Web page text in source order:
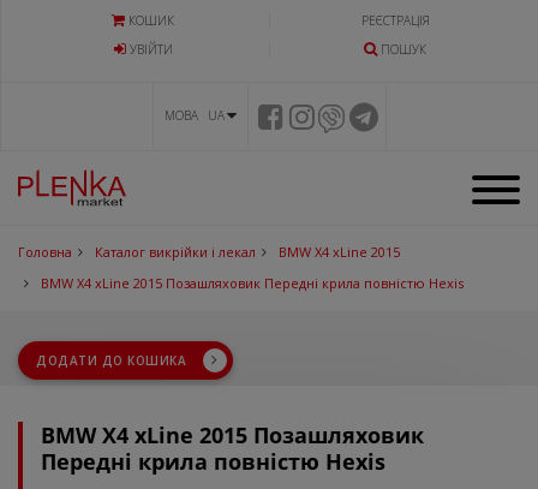
КОШИК
РЕЄСТРАЦІЯ
УВIЙТИ
ПОШУК
МОВА UA
Головна Каталог викрійки і лекал
BMW X4 xLine 2015
BMW X4 xLine 2015 Позашляховик Передні крила повністю Hexis
ДОДАТИ ДО КОШИКА
BMW X4 xLine 2015 Позашляховик
Передні крила повністю Hexis